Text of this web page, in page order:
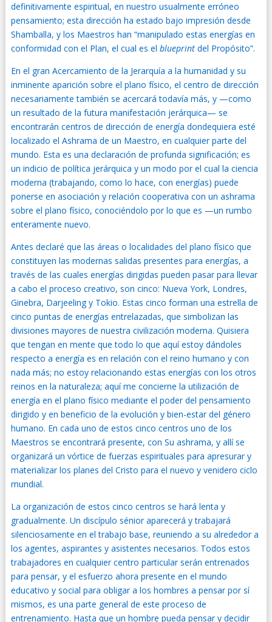
definitivamente espiritual, en nuestro usualmente erróneo
pensamiento; esta dirección ha estado bajo impresión desde
Shamballa, y los Maestros han “manipulado estas energías en
conformidad con el Plan, el cual es el blueprintdel Propósito”.
En el gran Acercamiento de la Jerarquía a la humanidad y su
inminente aparición sobre el plano físico, el centro de dirección
necesariamente también se acercará todavía más, y —como
un resultado de la futura manifestación jerárquica— se
encontrarán centros de dirección de energía dondequiera esté
localizado el Ashrama de un Maestro, en cualquier parte del
mundo. Esta es una declaración de profunda significación; es
un indicio de política jerárquica y un modo por el cual la ciencia
moderna (trabajando, como lo hace, con energías) puede
ponerse en asociación y relación cooperativa con un ashrama
sobre el plano físico, conociéndolo por lo que es —un rumbo
enteramente nuevo.
Antes declaré que las áreas o localidades del plano físico que
constituyen las modernas salidas presentes para energías, a
través de las cuales energías dirigidas pueden pasar para llevar
a cabo el proceso creativo, son cinco: Nueva York, Londres,
Ginebra, Darjeeling y Tokio. Estas cinco forman una estrella de
cinco puntas de energías entrelazadas, que simbolizan las
divisiones mayores de nuestra civilización moderna. Quisiera
que tengan en mente que todo lo que aquí estoy dándoles
respecto a energía es en relación con el reino humano y con
nada más; no estoy relacionando estas energías con los otros
reinos en la naturaleza; aquí me concierne la utilización de
energía en el plano físico mediante el poder del pensamiento
dirigido y en beneficio de la evolución y bien-estar del género
humano. En cada uno de estos cinco centros uno de los
Maestros se encontrará presente, con Su ashrama, y allí se
organizará un vórtice de fuerzas espirituales para apresurar y
materializar los planes del Cristo para el nuevo y venidero ciclo
mundial.
La organización de estos cinco centros se hará lenta y
gradualmente. Un discípulo sénior aparecerá y trabajará
silenciosamente en el trabajo base, reuniendo a su alrededor a
los agentes, aspirantes y asistentes necesarios. Todos estos
trabajadores en cualquier centro particular serán entrenados
para pensar, y el esfuerzo ahora presente en el mundo
educativo y social para obligar a los hombres a pensar por sí
mismos, es una parte general de este proceso de
entrenamiento. Hasta que un hombre pueda pensar y decidir